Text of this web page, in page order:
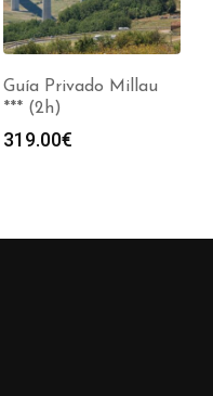
Guía Privado Millau
*** (2h)
319.00€